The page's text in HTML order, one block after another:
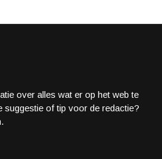
over alles wat er op het web te
suggestie of tip voor de redactie?